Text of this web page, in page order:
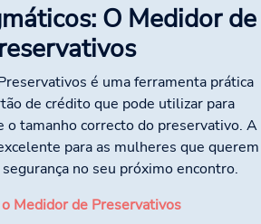
O Medidor de
é uma ferramenta prática
de crédito que pode utilizar para
tamanho correcto do preservativo. A
para as mulheres que querem
no seu próximo encontro.
Medidor de Preservativos